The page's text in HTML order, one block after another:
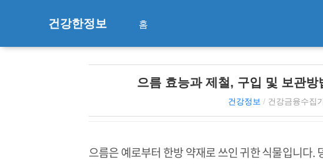
건강한정보 홈
으름 효능과 제철, 구입 및 보관방
건강정보 / 건강금융수집
으름은 예로부터 한방 약재로 쓰인 귀한 식물입니다.